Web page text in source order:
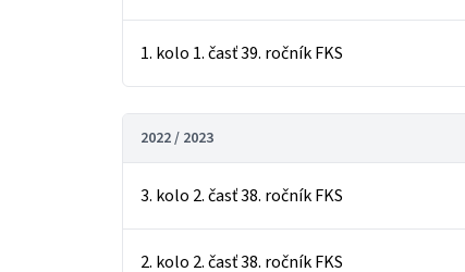
1. kolo 1. časť 39. ročník FKS
2022 / 2023
3. kolo 2. časť 38. ročník FKS
2. kolo 2. časť 38. ročník FKS